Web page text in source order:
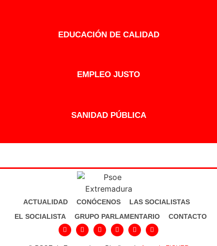
EDUCACIÓN DE CALIDAD
EMPLEO JUSTO
SANIDAD PÚBLICA
ACTUALIDAD CONÓCENOS
LAS SOCIALISTAS
EL SOCIALISTA
GRUPO PARLAMENTARIO CONTACTO